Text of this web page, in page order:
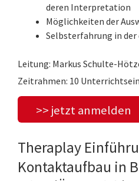
deren Interpretation
Möglichkeiten der
Selbsterfahrung in
Leitung: Markus Schulte-
Zeitrahmen: 10
>> jetzt anmelden
Theraplay
Kontaktaufbau in